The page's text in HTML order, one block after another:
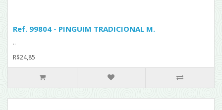
Ref. 99804 - PINGUIM TRADICIONAL M.
..
R$24,85